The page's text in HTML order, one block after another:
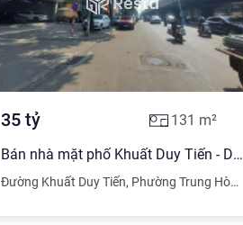
,Hà Nội
35 tỷ 131 m²
Bán nhà mặt phố Khuất Duy Tiến - DT 131m2 - vỉa hè 10m - kinh doanh đỉnh - giá 35 tỷ
Đường Khuất Duy Tiến, Phường Trung Hòa